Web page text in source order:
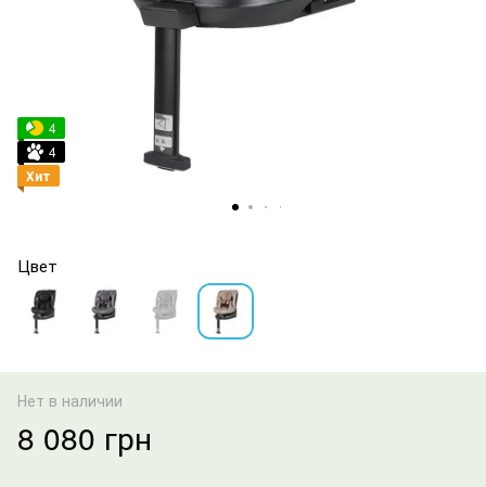
4
4
Хит
Цвет
Нет в наличии
8 080 грн